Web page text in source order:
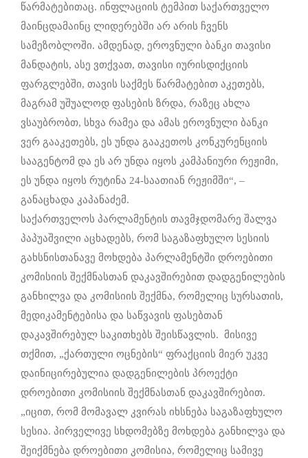
წარმატებითაც. ინფლაციის ტემპით საქართველო
მაინცდამაინც ლიდერებში არ არის ჩვენს
სამეზობლოში. ამდენად, ეროვნული ბანკი თავისი
მანდატის, ასე ვთქვათ, თავისი იურისდიქციის
ფარგლებში, თავის საქმეს წარმატებით აკეთებს,
მაგრამ უშუალოდ ფასების ზრდა, რაზეც ახლა
ვსაუბრობთ, სხვა რამეა და ამას ეროვნული ბანკი
ვერ გააკეთებს, ეს უნდა გააკეთოს კონკურენციის
სააგენტომ და ეს არ უნდა იყოს კამპანიური რეჟიმი,
ეს უნდა იყოს რუტინა 24-საათიან რეჟიმში“, –
განაცხადა კაპანაძემ.
საქართველოს პარლამენტის თავმჯდომარე შალვა
პაპუაშვილი აცხადებს, რომ საგაზაფხულო სესიის
გახსნისთანავე მოხდება პარლამენტში დროებითი
კომისიის შექმნასთან დაკავშირებით დადგენილების
განხილვა და კომისიის შექმნა, რომელიც სურსათის,
მედიკამენტებისა და საწვავის ფასებთან
დაკავშირებულ საკითხებს შეისწავლის. მისივე
თქმით, „ქართული ოცნების“ ფრაქციის მიერ უკვე
დაინიცირებულია დადგენილების პროექტი
დროებითი კომისიის შექმნასთან დაკავშირებით.
„იცით, რომ მომავალ კვირას იხსნება საგაზაფხულო
სესია. პირველივე სხდომებზე მოხდება განხილვა და
შეიქმნება დროებითი კომისია, რომელიც სამივე